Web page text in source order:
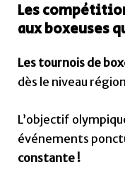
Les
aux boxeuses
Les tournois de
dès le niveau
L’objectif
événements
constante !